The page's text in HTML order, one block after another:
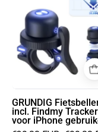
Findmy
Tracker
-
iPhone
GRUNDIG
incl. Findmy
voor iPhone